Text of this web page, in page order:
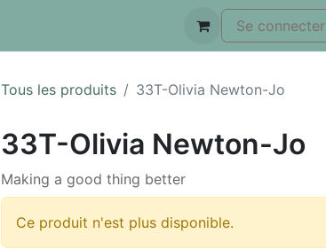
Se connecter
Tous les produits 33T-Olivia Newton-Jo
33T-Olivia Newton-Jo
Making a good thing better
Ce produit n'est plus disponible.